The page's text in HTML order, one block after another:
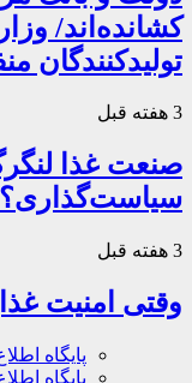
کشانده‌اند/
تولیدکنندگان
3 هفته قبل
صنعت غذا
سیاست‌گذاری؟
3 هفته قبل
وقتی امنیت
پایگاه
پایگاه